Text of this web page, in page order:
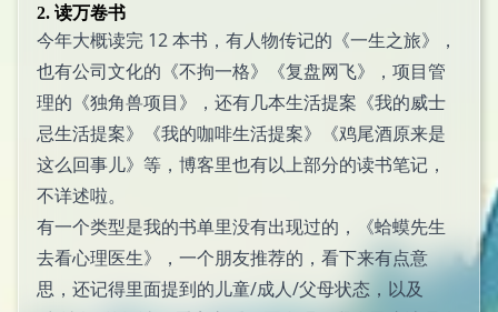
2. 读万卷书
今年大概读完 12 本书，有人物传记的《一生之旅》，
也有公司文化的《不拘一格》《复盘网飞》，项目管
理的《独角兽项目》，还有几本生活提案《我的威士
忌生活提案》《我的咖啡生活提案》《鸡尾酒原来是
这么回事儿》等，博客里也有以上部分的读书笔记，
不详述啦。
有一个类型是我的书单里没有出现过的，《蛤蟆先生
去看心理医生》，一个朋友推荐的，看下来有点意
思，还记得里面提到的儿童/成人/父母状态，以及